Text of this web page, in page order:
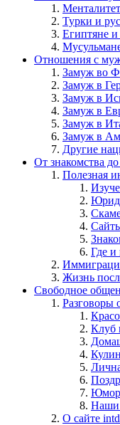
Турки и
Египтяне
Отношения с
Замуж во
Замуж в
Замуж в
Замуж в
Замуж в
Замуж в
Другие
От знакомства до
Полезная
Где и
Жизнь
Свободное
Разговоры
Клуб
Юмор
Наши
О сайте